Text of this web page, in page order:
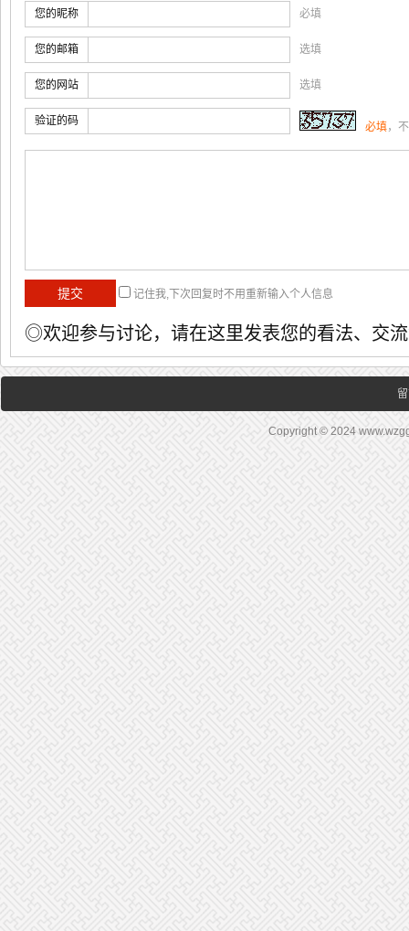
您的昵称 必填
您的邮箱 选填
您的网站 选填
验证的码 必填，
记住我,下次回复时不用重新输入个人信息
◎欢迎参与讨论，请在这里发表您的看法、交
Copyright © 2024